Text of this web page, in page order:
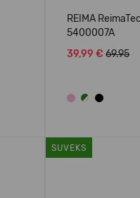
REIMA
5400007A
39,99 € 69.95
SUVEKS